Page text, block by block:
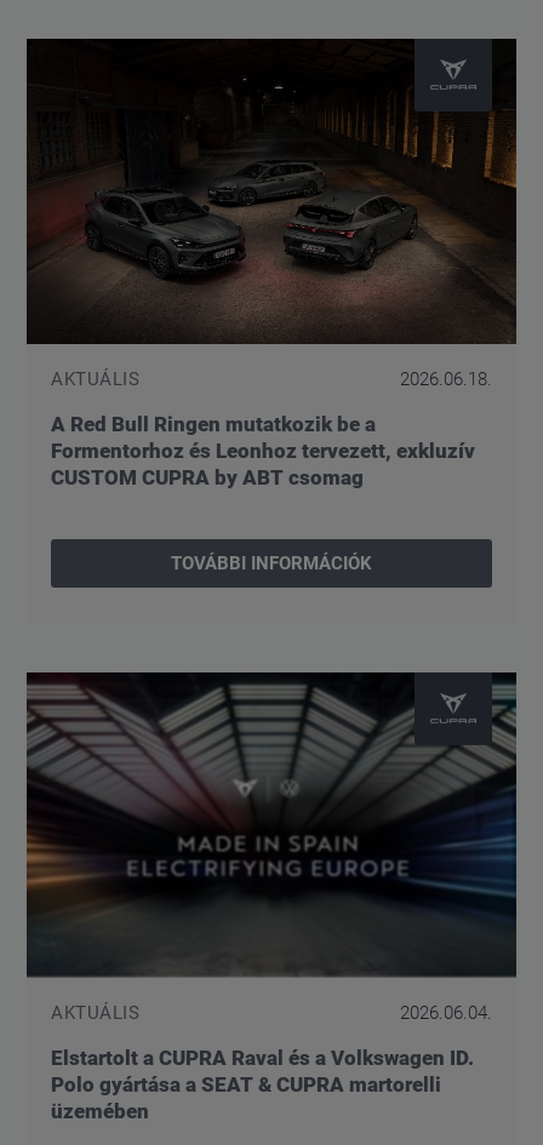
AKTUÁLIS 2026.06.18.
A Red Bull Ringen mutatkozik be a
Formentorhoz és Leonhoz tervezett, exkluzív
CUSTOM CUPRA by ABT csomag
TOVÁBBI INFORMÁCIÓK
AKTUÁLIS 2026.06.04.
Elstartolt a CUPRA Raval és a Volkswagen ID.
Polo gyártása a SEAT & CUPRA martorelli
üzemében